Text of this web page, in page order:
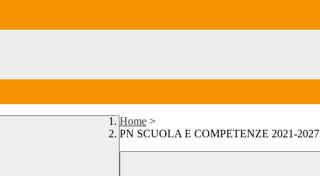
Home >
PN SCUOLA E COMPETENZE 2021-2027